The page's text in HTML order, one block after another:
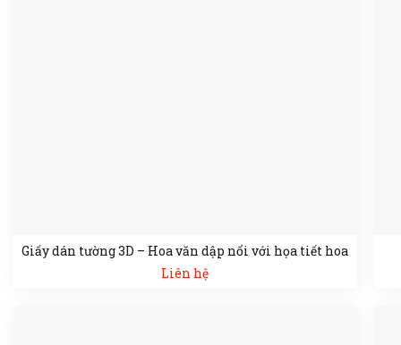
Giấy dán tường 3D – Hoa văn dập nổi với họa tiết hoa
Liên hệ